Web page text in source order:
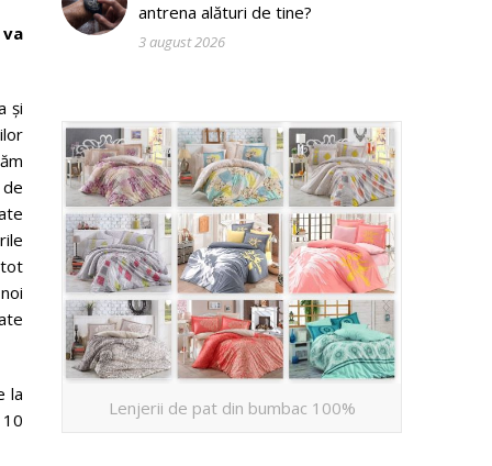
și
tot
la
antrena alături de tine?
3 august 2026
Lenjerii de pat din bumbac 100%